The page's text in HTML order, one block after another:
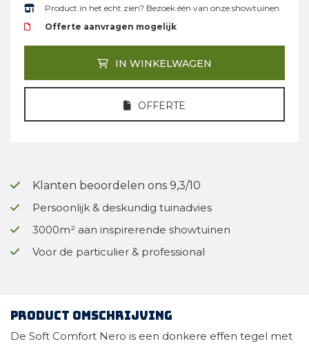
Product in het echt zien? Bezoek één van onze showtuinen
Offerte aanvragen mogelijk
IN WINKELWAGEN
OFFERTE
Klanten beoordelen ons 9,3/10
Persoonlijk & deskundig tuinadvies
3000m² aan inspirerende showtuinen
Voor de particulier & professional
Product omschrijving
De Soft Comfort Nero is een donkere effen tegel met